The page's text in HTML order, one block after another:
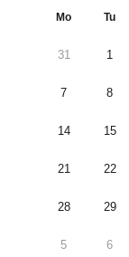
Mo Tu
31 1
7 8
14 15
21 22
28 29
5 6